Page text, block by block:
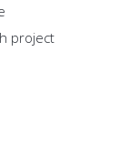
project